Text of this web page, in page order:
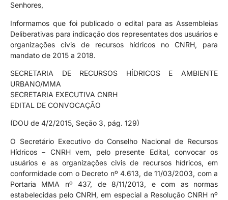
Senhores,
Informamos que foi publicado o edital para as Assembleias
Deliberativas para indicação dos representates dos usuários e
organizações civis de recursos hídricos no CNRH, para
mandato de 2015 a 2018.
SECRETARIA DE RECURSOS HÍDRICOS E AMBIENTE
URBANO/MMA
SECRETARIA EXECUTIVA CNRH
EDITAL DE CONVOCAÇÃO
(DOU de 4/2/2015, Seção 3, pág. 129)
O Secretário Executivo do Conselho Nacional de Recursos
Hídricos – CNRH vem, pelo presente Edital, convocar os
usuários e as organizações civis de recursos hídricos, em
conformidade com o Decreto nº 4.613, de 11/03/2003, com a
Portaria MMA nº 437, de 8/11/2013, e com as normas
estabelecidas pelo CNRH, em especial a Resolução CNRH nº